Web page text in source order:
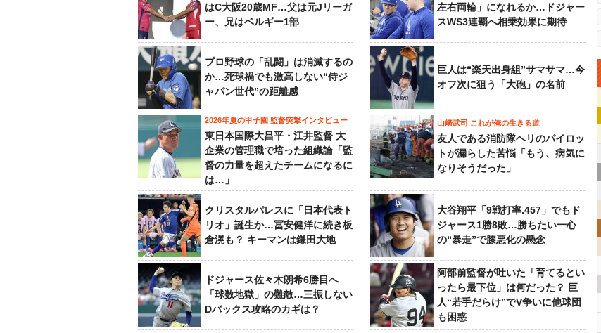
はC大阪20歳MF…父は元Jリーガ
ー、兄はベルギー1部
左右両輪」になれるか…ドジャー
スWS3連覇へ相乗効果に期待
プロ野球の「乱闘」は消滅するの
か…死球禍でも激高しない“侍ジ
ャパン世代”の距離感
巨人は“楽天出身組”サマサマ…今
オフ次に狙う「大砲」の名前
2026年夏の甲子園 監督突撃インタビュー
東日本国際大昌平・江井監督 大
企業の管理職で培った組織論「監
督の力量を超えたチームになるに
は…」
山﨑武司 これが俺の生きる道
友人である消防隊ヘリのパイロッ
トが漏らした苦悩「もう、病気に
なりそうだった」
クリスタルパレスに「日本代表ト
リオ」誕生か…冨安健洋に続き板
倉滉も？ キーマンは鎌田大地
大谷翔平「9戦打率.457」でもド
ジャース1勝8敗…勝ちたい一心
の“暴走”で膝悪化の懸念
ドジャース佐々木朗希6勝目へ
「球数地獄」の難敵…三振しない
Dバックス攻略のカギは？
阿部前監督が吐いた「育てるとい
ったら最下位」は何だった？ 巨
人“若手だらけ”でV争いに他球団
も困惑